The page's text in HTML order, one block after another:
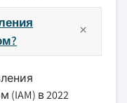
в 2022